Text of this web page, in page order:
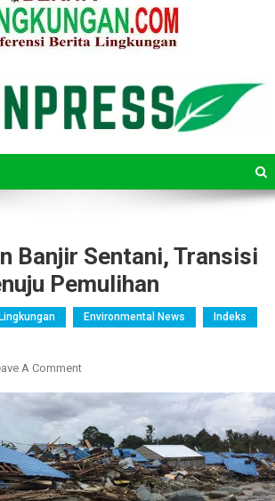
Banjir Sentani, Transisi
Pemulihan
Environmental News
Indeks
A CommentOn
Banjir
Sentani,
Transisi
Darurat
Menuju